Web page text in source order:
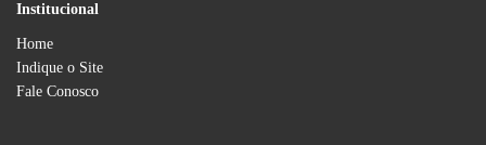
Institucional
Home
Indique o Site
Fale Conosco